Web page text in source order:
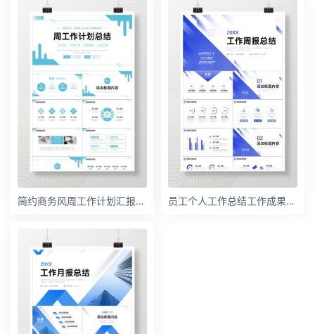
简约商务风周工作计划汇报总结PPT模板 员工个人工作总结工作成果展示述职报告公司岗位竞聘申请PPT模板